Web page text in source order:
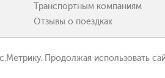
Продолжая использовать
Транспортным компаниям
Отзывы о поездках